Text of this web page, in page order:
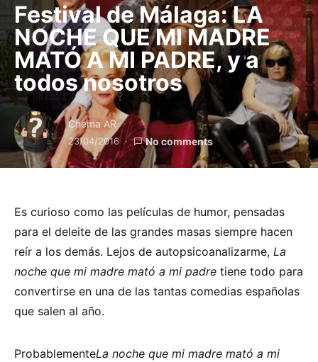
Festival de Málaga: LA
NOCHE QUE MI MADRE
MATÓ A MI PADRE, y a
todos nosotros
Chema AR
23/04/2016 No comments
Es curioso como las películas de humor, pensadas
para el deleite de las grandes masas siempre hacen
reír a los demás. Lejos de autopsicoanalizarme, La
noche que mi madre mató a mi padre tiene todo para
convertirse en una de las tantas comedias españolas
que salen al año.
ProbablementeLa noche que mi madre mató a mi